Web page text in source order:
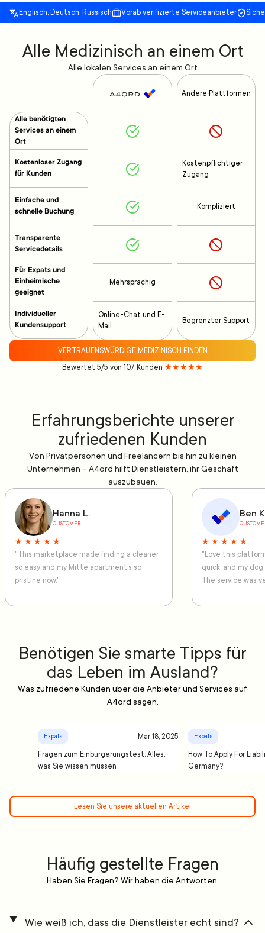
Englisch, Deutsch, Russisch Vorab verifizierte Serviceanbieter
Alle Medizinisch an einem Ort
Alle lokalen Services an einem Ort
Alle benötigten
Services an einem
Ort
Kostenloser Zugang
für Kunden
Einfache und
schnelle Buchung
Transparente
Servicedetails
Für Expats und
Einheimische
geeignet
Individueller
Kundensupport
Mehrsprachig
Online-Chat und E-
Mail
Andere Plattformen
Kostenpflichtiger
Zugang
Kompliziert
Begrenzter Support
VERTRAUENSWÜRDIGE MEDIZINISCH FINDEN
Bewertet 5/5 von 107 Kunden ★★★★★
Erfahrungsberichte unserer
zufriedenen Kunden
Von Privatpersonen und Freelancern bis hin zu kleinen
Unternehmen – A4ord hilft Dienstleistern, ihr Geschäft
auszubauen.
Hanna L.
CUSTOMER
★ ★ ★ ★ ★
"This marketplace made finding a cleaner
so easy and my Mitte apartment’s so
pristine now."
Ben
★ ★ ★ ★ ★
"Love this
quick, and my
The service was
Benötigen Sie smarte Tipps für
das Leben im Ausland?
Was zufriedene Kunden über die Anbieter und Services auf
A4ord sagen.
Expats Mar 18, 2025
Fragen zum Einbürgerungstest: Alles,
was Sie wissen müssen
Expats
How To Apply For
Germany?
Lesen Sie unsere aktuellen Artikel
Häufig gestellte Fragen
Haben Sie Fragen? Wir haben die Antworten.
Wie weiß ich, dass die Dienstleister echt sind?